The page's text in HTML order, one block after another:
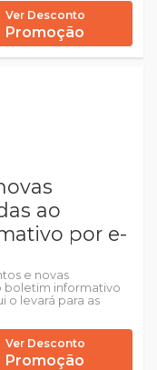
Ver Desconto
Promoção
ao
por e-
e novas
boletim informativo
o levará para as
Ver Desconto
Promoção